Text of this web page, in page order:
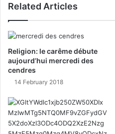
Related Articles
Religion: le carême débute
aujourd’hui mercredi des
cendres
14 February 2018